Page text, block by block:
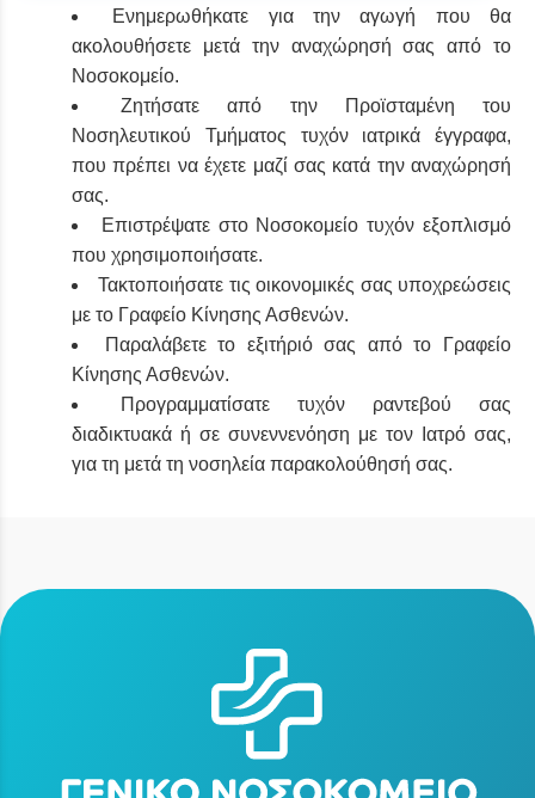
Ενημερωθήκατε για την αγωγή που θα
ακολουθήσετε μετά την αναχώρησή σας από το
Νοσοκομείο.
Ζητήσατε από την Προϊσταμένη του
Νοσηλευτικού Τμήματος τυχόν ιατρικά έγγραφα,
που πρέπει να έχετε μαζί σας κατά την αναχώρησή
σας.
Επιστρέψατε στο Νοσοκομείο τυχόν εξοπλισμό
που χρησιμοποιήσατε.
Τακτοποιήσατε τις οικονομικές σας υποχρεώσεις
με το Γραφείο Κίνησης Ασθενών.
Παραλάβετε το εξιτήριό σας από το Γραφείο
Κίνησης Ασθενών.
Προγραμματίσατε τυχόν ραντεβού σας
διαδικτυακά ή σε συνεννενόηση με τον Ιατρό σας,
για τη μετά τη νοσηλεία παρακολούθησή σας.